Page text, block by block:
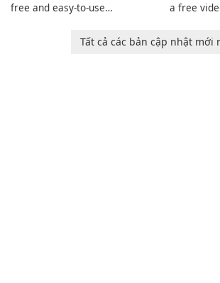
free and easy-to-use
developed by EasyMC. It
a free
users to
Tất cả các bản cập nhật mới